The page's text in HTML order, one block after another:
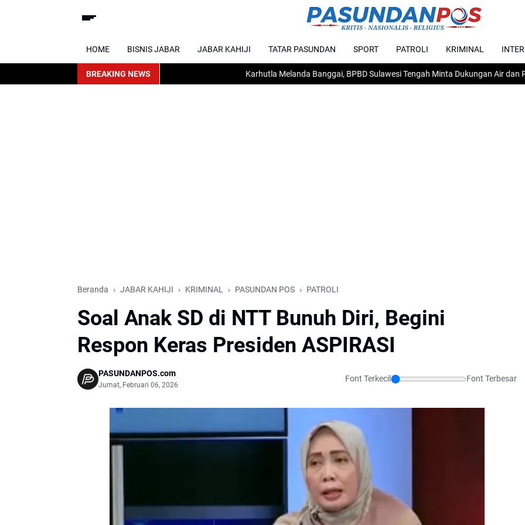
HOME BISNIS JABAR JABAR KAHIJI TATAR PASUNDAN SPORT PATROLI KRIMINAL
BREAKING NEWS Karhutla Melanda Banggai, BPBD Sulawesi Tengah Minta Dukungan Air dan Peralatan
Beranda JABAR KAHIJI KRIMINAL PASUNDAN POS PATROLI
Soal Anak SD di NTT Bunuh Diri, Begini
Respon Keras Presiden ASPIRASI
PASUNDANPOS.com
Jumat, Februari 06, 2026
Font Terkecil Font Terbesar